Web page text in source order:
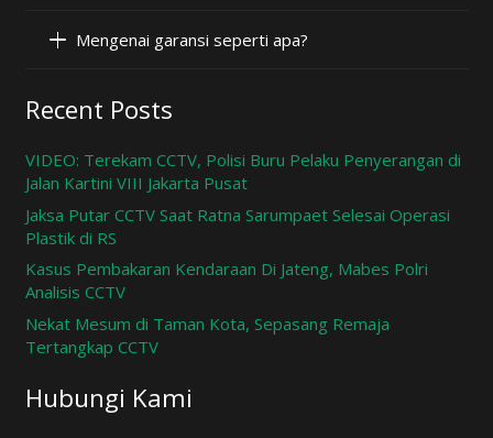
Mengenai garansi seperti apa?
Recent Posts
VIDEO: Terekam CCTV, Polisi Buru Pelaku Penyerangan di
Jalan Kartini VIII Jakarta Pusat
Jaksa Putar CCTV Saat Ratna Sarumpaet Selesai Operasi
Plastik di RS
Kasus Pembakaran Kendaraan Di Jateng, Mabes Polri
Analisis CCTV
Nekat Mesum di Taman Kota, Sepasang Remaja
Tertangkap CCTV
Hubungi Kami